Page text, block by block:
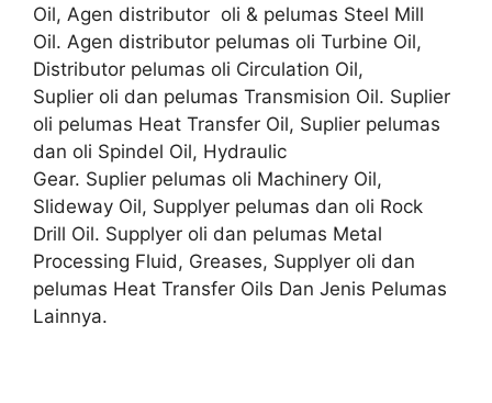
Oil, Agen distributor oli & pelumas Steel Mill
Oil. Agen distributor pelumas oli Turbine Oil,
Distributor pelumas oli Circulation Oil,
Suplier oli dan pelumas Transmision Oil. Suplier
oli pelumas Heat Transfer Oil, Suplier pelumas
dan oli Spindel Oil, Hydraulic
Gear. Suplier pelumas oli Machinery Oil,
Slideway Oil, Supplyer pelumas dan oli Rock
Drill Oil. Supplyer oli dan pelumas Metal
Processing Fluid, Greases, Supplyer oli dan
pelumas Heat Transfer Oils Dan Jenis Pelumas
Lainnya.